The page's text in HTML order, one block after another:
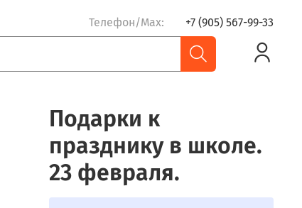
Телефон/Max: +7 (905) 567-99-33
Подарки к
празднику в школе.
23 февраля.